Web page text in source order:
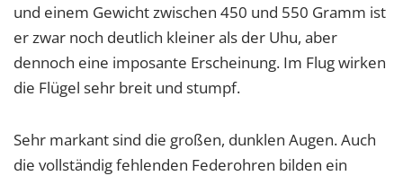
und einem Gewicht zwischen 450 und 550 Gramm ist
er zwar noch deutlich kleiner als der Uhu, aber
dennoch eine imposante Erscheinung. Im Flug wirken
die Flügel sehr breit und stumpf.
Sehr markant sind die großen, dunklen Augen. Auch
die vollständig fehlenden Federohren bilden ein